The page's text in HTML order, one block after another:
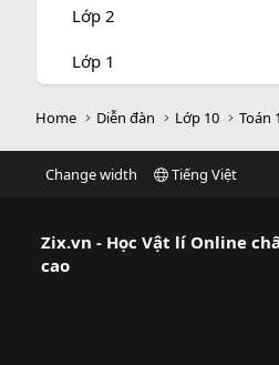
Lớp 2
Lớp 1
Home Diễn đàn Lớp 10 Toán
Change width Tiếng Việt
Zix.vn - Học Vật lí Online
cao